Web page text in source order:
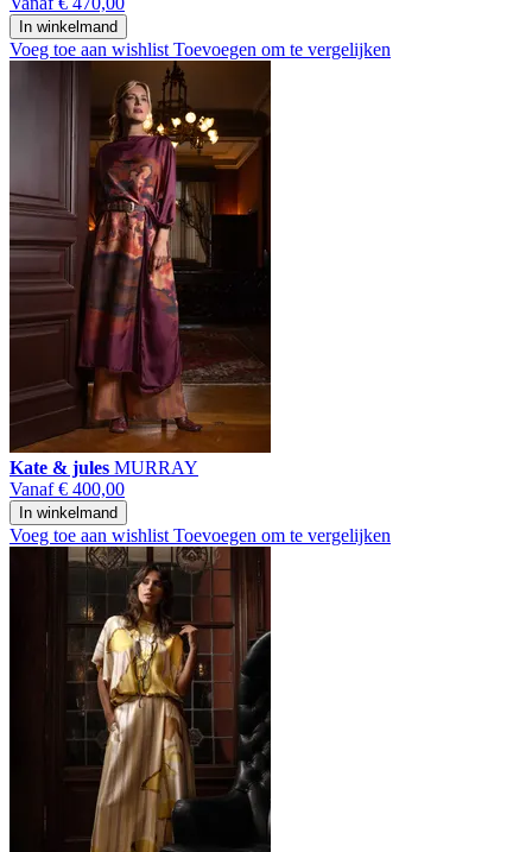
In winkelmand
Voeg toe aan wishlist Toevoegen om te vergelijken
Kate & jules MURRAY
Vanaf € 400,00
In winkelmand
Voeg toe aan wishlist Toevoegen om te vergelijken